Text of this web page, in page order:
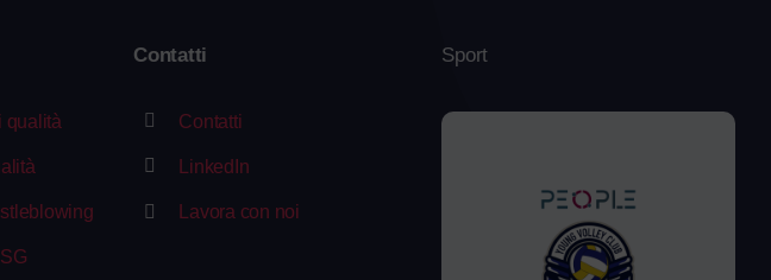
qualità
Contatti
Contatti
LinkedIn
Lavora con noi
Sport